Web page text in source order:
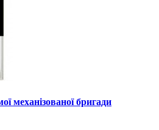
механізованої бригади